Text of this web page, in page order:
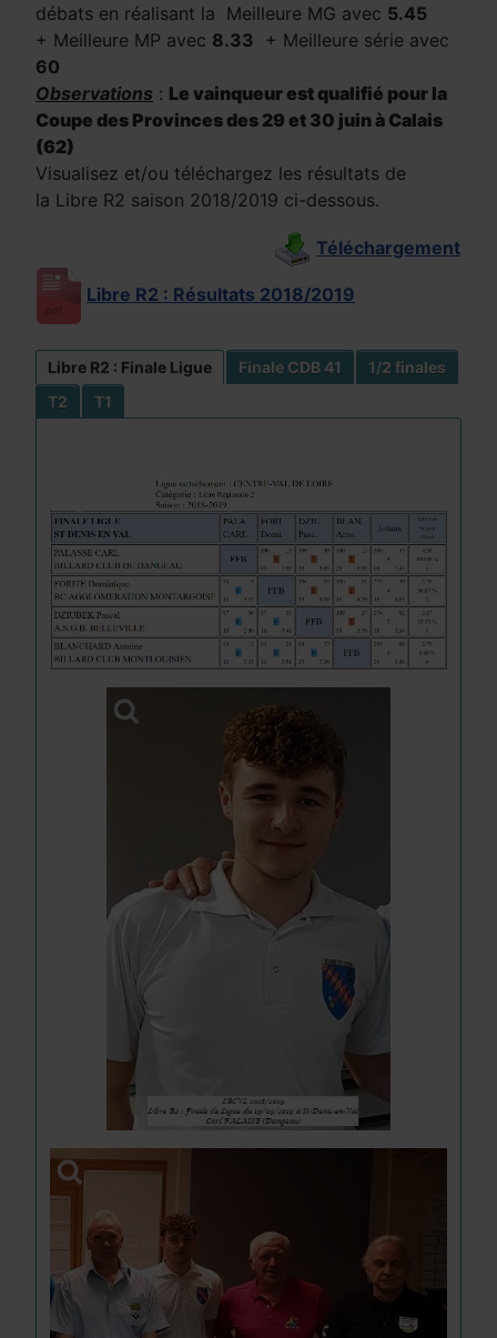
débats en réalisant la Meilleure MG avec 5.45
+ Meilleure MP avec 8.33 + Meilleure série avec
60
Observations : Le vainqueur est qualifié pour la
Coupe des Provinces des 29 et 30 juin à Calais
(62)
Visualisez et/ou téléchargez les résultats de
la Libre R2 saison 2018/2019 ci-dessous.
Téléchargement
Libre R2 : Résultats 2018/2019
Libre R2 : Finale Ligue Finale CDB 41
1/2 finales
T2
T1